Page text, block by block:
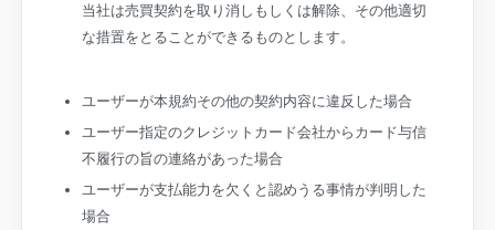
当社は売買契約を取り消しもしくは解除、その他適切
な措置をとることができるものとします。
ユーザーが本規約その他の契約内容に違反した場合
ユーザー指定のクレジットカード会社からカード与信
不履行の旨の連絡があった場合
ユーザーが支払能力を欠くと認めうる事情が判明した
場合